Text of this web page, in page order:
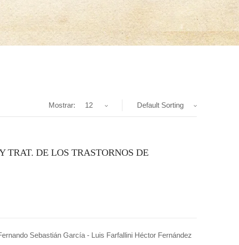
Default Sorting
Mostrar: 12
TRAT. DE LOS TRASTORNOS DE
Sebastián García - Luis Farfallini Héctor Fernández